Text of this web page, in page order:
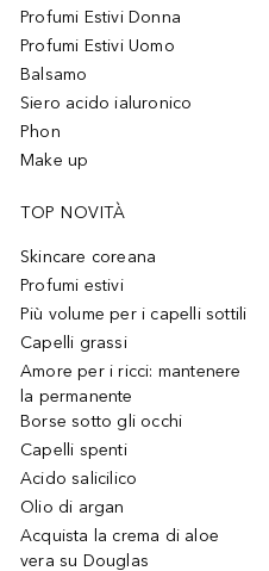
Profumi Estivi Donna
Profumi Estivi Uomo
Balsamo
Siero acido ialuronico
Phon
Make up
TOP NOVITÀ
Skincare coreana
Profumi estivi
Più volume per i capelli sottili
Capelli grassi
Amore per i ricci: mantenere
la permanente
Borse sotto gli occhi
Capelli spenti
Acido salicilico
Olio di argan
Acquista la crema di aloe
vera su Douglas